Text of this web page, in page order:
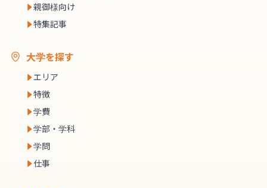
親御様向け
特集記事
大学を探す
エリア
特徴
学費
学部・学科
学問
仕事